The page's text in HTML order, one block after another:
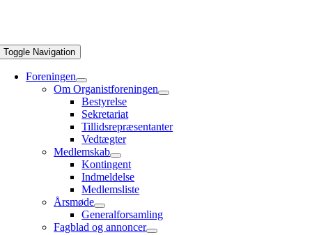
Toggle Navigation
Foreningen
Om Organistforeningen
Bestyrelse
Sekretariat
Tillidsrepræsentanter
Vedtægter
Medlemskab
Kontingent
Indmeldelse
Medlemsliste
Årsmøde
Generalforsamling
Fagblad og annoncer